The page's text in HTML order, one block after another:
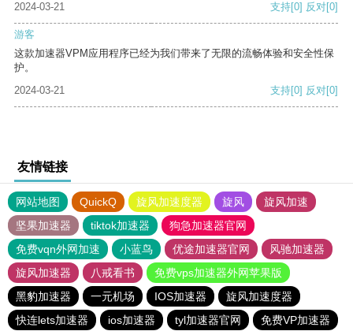
2024-03-21 支持[0] 反对[0]
游客
这款加速器VPM应用程序已经为我们带来了无限的流畅体验和安全性保
护。
2024-03-21
支持[0] 反对[0]
友情链接
网站地图 QuickQ 旋风加速度器 旋风
旋风加速
坚果加速器
tiktok加速器
狗急加速器官网
免费vqn外网加速
小蓝鸟 优途加速器官网
风驰加速器
旋风加速器
八戒看书
免费vps加速器外网苹果版
黑豹加速器
一元机场 IOS加速器
旋风加速度器
快连lets加速器
ios加速器 tyl加速器官网 免费VP加速器